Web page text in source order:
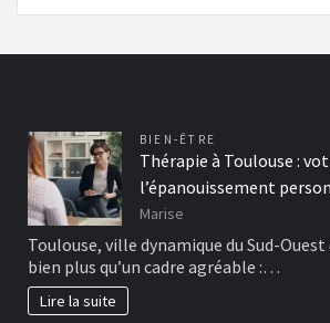
BIEN-ÊTRE
Thérapie à Toulouse :
l’épanouissement
Marise
Toulouse, ville dynamique du Sud-
bien plus qu’un cadre agréable :…
Lire la suite